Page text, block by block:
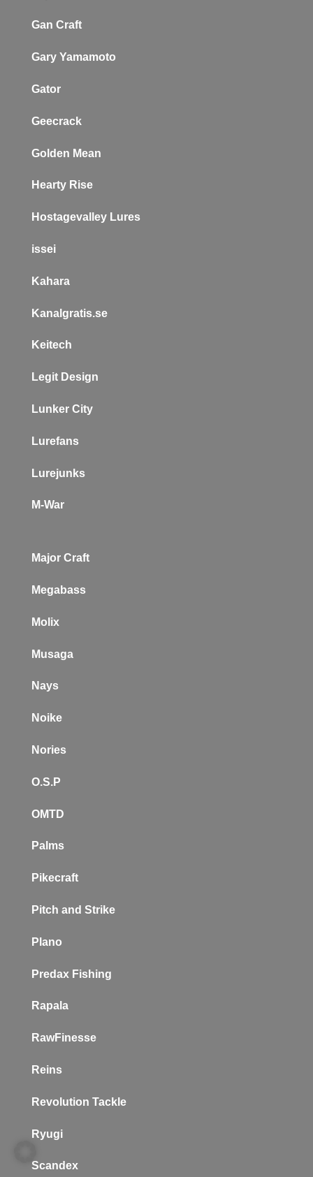
Gan Craft
Gary Yamamoto
Gator
Geecrack
Golden Mean
Hearty Rise
Hostagevalley Lures
issei
Kahara
Kanalgratis.se
Keitech
Legit Design
Lunker City
Lurefans
Lurejunks
M-War
Major Craft
Megabass
Molix
Musaga
Nays
Noike
Nories
O.S.P
OMTD
Palms
Pikecraft
Pitch and Strike
Plano
Predax Fishing
Rapala
RawFinesse
Reins
Revolution Tackle
Ryugi
Scandex